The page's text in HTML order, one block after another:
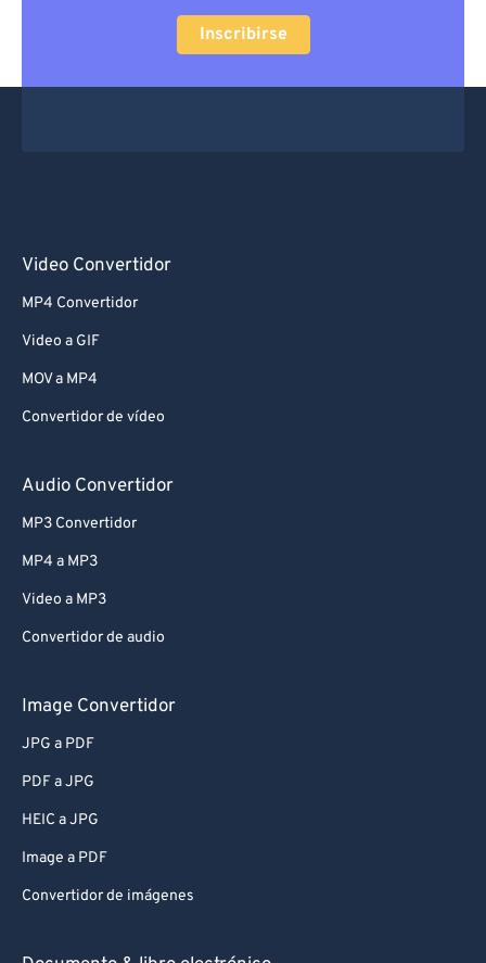
Inscribirse
Video Convertidor
MP4 Convertidor
Video a GIF
MOV a MP4
Convertidor de vídeo
Audio Convertidor
MP3 Convertidor
MP4 a MP3
Video a MP3
Convertidor de audio
Image Convertidor
JPG a PDF
PDF a JPG
HEIC a JPG
Image a PDF
Convertidor de imágenes